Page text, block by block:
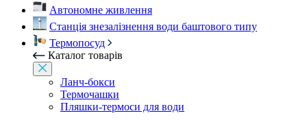
Автономне живлення
Станція знезалізнення води баштового типу
Термопосуд
Каталог товарів
Ланч-бокси
Термочашки
Пляшки-термоси для води